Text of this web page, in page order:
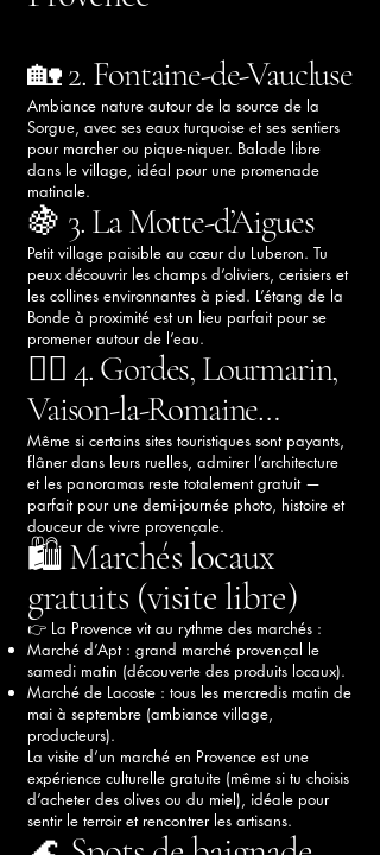
🏡 2. Fontaine-de-Vaucluse
Ambiance nature autour de la source de la
Sorgue, avec ses eaux turquoise et ses sentiers
pour marcher ou pique-niquer. Balade libre
dans le village, idéal pour une promenade
matinale.
🍇 3. La Motte-d’Aigues
Petit village paisible au cœur du Luberon. Tu
peux découvrir les champs d’oliviers, cerisiers et
les collines environnantes à pied. L’étang de la
Bonde à proximité est un lieu parfait pour se
promener autour de l’eau.
🚶‍♀️ 4. Gordes, Lourmarin,
Vaison-la-Romaine…
Même si certains sites touristiques sont payants,
flâner dans leurs ruelles, admirer l’architecture
et les panoramas reste totalement gratuit —
parfait pour une demi-journée photo, histoire et
douceur de vivre provençale.
🛍️ Marchés locaux
gratuits (visite libre)
👉 La Provence vit au rythme des marchés :
Marché d’Apt : grand marché provençal le
samedi matin (découverte des produits locaux).
Marché de Lacoste : tous les mercredis matin de
mai à septembre (ambiance village,
producteurs).
La visite d’un marché en Provence est une
expérience culturelle gratuite (même si tu choisis
d’acheter des olives ou du miel), idéale pour
sentir le terroir et rencontrer les artisans.